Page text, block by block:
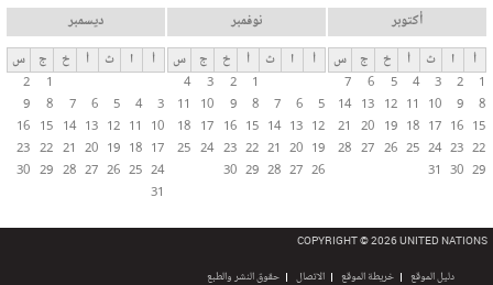
أكتوبر
أ ا ث أ خ ج
س
1
2
3
4
5
6
7
8
9
10
11
12
13
14
15
16
17
18
19
20
21
22
23
24
25
26
27
28
29
30
31
نوفمبر
أ ا ث أ خ ج
س
1
2
3
4
5
6
7
8
9
10
11
12
13
14
15
16
17
18
19
20
21
22
23
24
25
26
27
28
29
30
ديسمبر
أ ا ث أ خ ج
س
1
2
3
4
5
6
7
8
9
10
11
12
13
14
15
16
17
18
19
20
21
22
23
24
25
26
27
28
29
30
31
COPYRIGHT © 2026 UNITED NATIONS
دليل الموقع خريطة الموقع الاتصال حقوق النشر والطبع